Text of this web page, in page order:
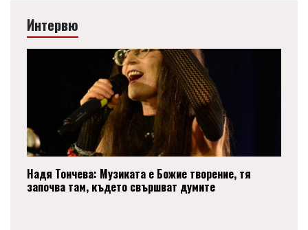
Интервю
Надя Тончева: Музиката е Божие творение, тя
започва там, където свършват думите